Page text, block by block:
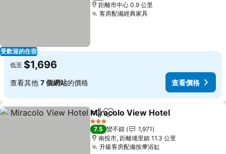
受歡迎的住宿
距離市中心 0.9 公里
客房配備經典家具查看價格
低至 $1,696
查看其他 7 個網站的價格 查看價格
分享 加入我的最愛
Miracolo View Hotel
3 星級
7.5 蠻不錯
1,971
南投市, 距離埔里鎮 11.3 公里
升級客房配備按摩浴缸查看價格